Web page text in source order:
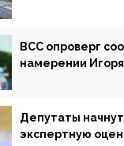
ВСС опроверг
намерении
Депутаты начнут
экспертную